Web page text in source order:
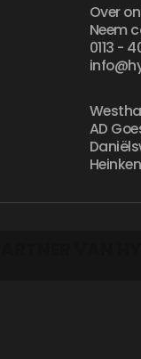
Over
Neem
0113 -
AD